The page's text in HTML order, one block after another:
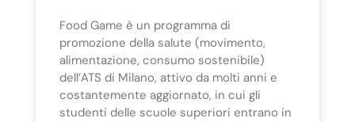
Food Game è un programma di
promozione della salute (movimento,
alimentazione, consumo sostenibile)
dell’ATS di Milano, attivo da molti anni e
costantemente aggiornato, in cui gli
studenti delle scuole superiori entrano in